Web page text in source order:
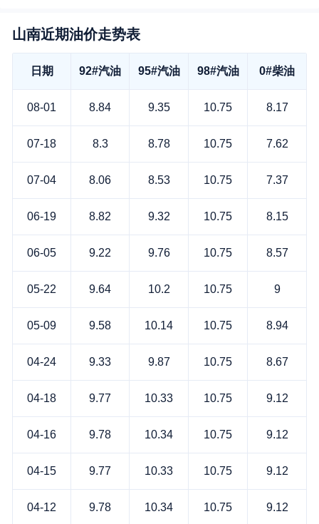
山南近期油价走势表
日期 92#汽油 95#汽油 98#汽油 0#柴油
08-01 8.84 9.35 10.75 8.17
07-18 8.3 8.78 10.75 7.62
07-04 8.06 8.53 10.75 7.37
06-19 8.82 9.32 10.75 8.15
06-05 9.22 9.76 10.75 8.57
05-22 9.64 10.2 10.75 9
05-09 9.58 10.14 10.75 8.94
04-24 9.33 9.87 10.75 8.67
04-18 9.77 10.33 10.75 9.12
04-16 9.78 10.34 10.75 9.12
04-15 9.77 10.33 10.75 9.12
04-12 9.78 10.34 10.75 9.12